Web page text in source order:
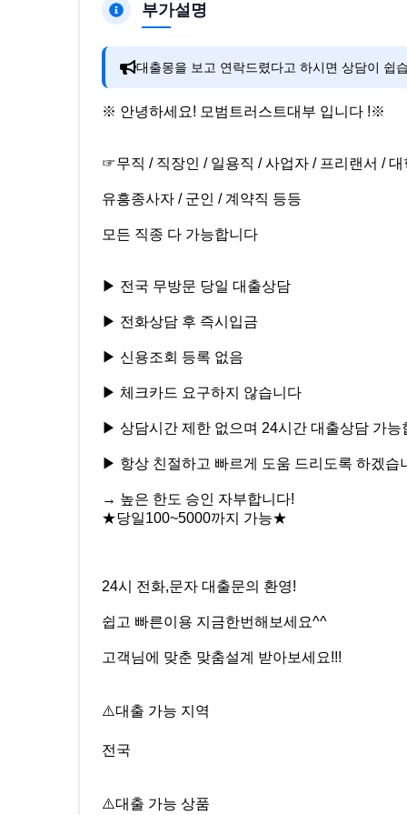
부가설명
대출몽을 보고 연락드렸다고 하시면 상담이 쉽
※ 안녕하세요! 모범트러스트대부 입니다 !※
☞무직 / 직장인 / 일용직 / 사업자 / 프리랜서 / 대
유흥종사자 / 군인 / 계약직 등등
모든 직종 다 가능합니다
▶ 전국 무방문 당일 대출상담
▶ 전화상담 후 즉시입금
▶ 신용조회 등록 없음
▶ 체크카드 요구하지 않습니다
▶ 상담시간 제한 없으며 24시간 대출상담 가능
▶ 항상 친절하고 빠르게 도움 드리도록 하겠습
→ 높은 한도 승인 자부합니다!
★당일100~5000까지 가능★
24시 전화,문자 대출문의 환영!
쉽고 빠른이용 지금한번해보세요^^
고객님에 맞춘 맞춤설계 받아보세요!!!
⚠️대출 가능 지역
전국
⚠️대출 가능 상품